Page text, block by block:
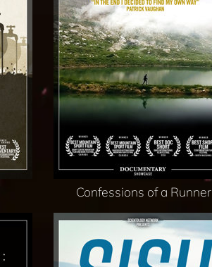
Confessions of a Runner